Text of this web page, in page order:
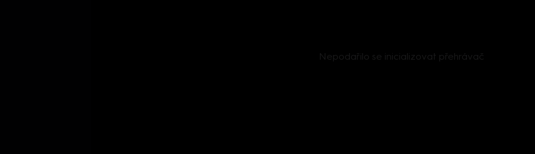
Nepodařilo se inicializovat přehrávač